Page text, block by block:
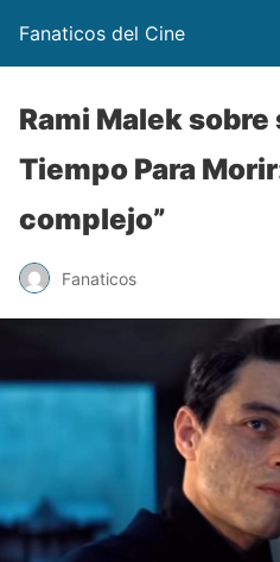
Fanaticos del Cine
Rami Malek
Tiempo Para
complejo”
Fanaticos